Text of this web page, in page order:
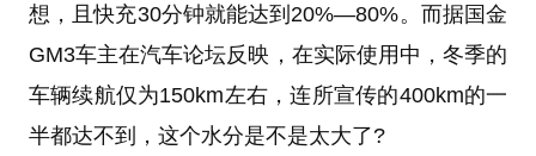
想，且快充30分钟就能达到20%—80%。而据国金
GM3车主在汽车论坛反映，在实际使用中，冬季的
车辆续航仅为150km左右，连所宣传的400km的一
半都达不到，这个水分是不是太大了?